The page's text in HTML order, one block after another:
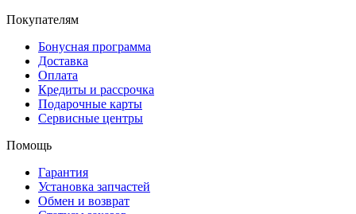
Покупателям
Бонусная программа
Доставка
Оплата
Кредиты и рассрочка
Подарочные карты
Сервисные центры
Помощь
Гарантия
Установка запчастей
Обмен и возврат